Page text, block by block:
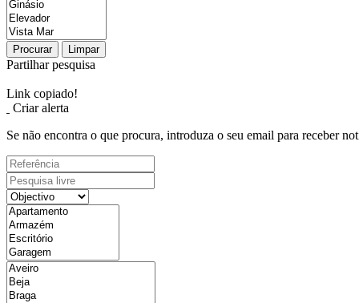
Procurar Limpar
Partilhar pesquisa
Link copiado!
Criar alerta
Se não encontra o que procura, introduza o seu email para receber